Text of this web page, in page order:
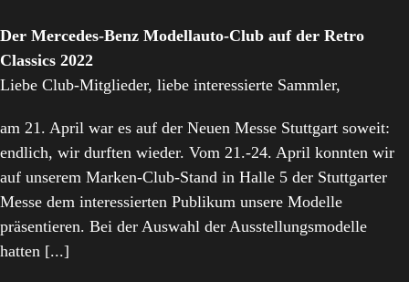
Der Mercedes-Benz Modellauto-Club auf der Retro
Classics 2022
Liebe Club-Mitglieder, liebe interessierte Sammler,
am 21. April war es auf der Neuen Messe Stuttgart soweit:
endlich, wir durften wieder. Vom 21.-24. April konnten wir
auf unserem Marken-Club-Stand in Halle 5 der Stuttgarter
Messe dem interessierten Publikum unsere Modelle
präsentieren. Bei der Auswahl der Ausstellungsmodelle
hatten [...]